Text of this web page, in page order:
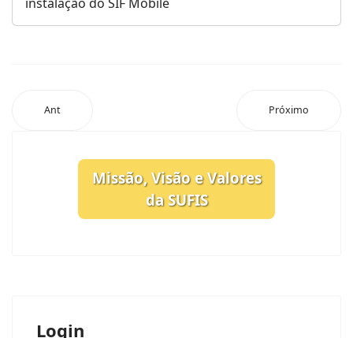
Ant Próximo
Missão, Visão e Valores
da SUFIS
Login